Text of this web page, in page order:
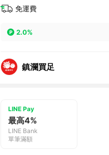
免運費
2.0%
鎮瀾買足
LINE Pay
最高4%
LINE Bank
單筆滿額